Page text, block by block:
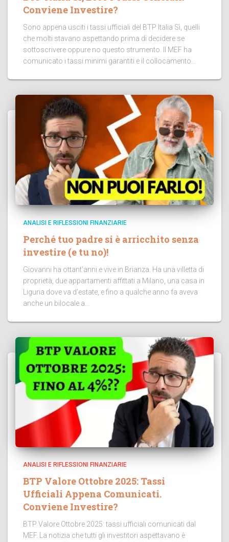
Conviene Investire?
Sono appena usciti i tassi ufficiali del BTP Italia Sì, quelli
che molti stavano aspettando prima di decidere se
sottoscrivere oppure no questo strumento. Il MEF ha
comunicato i tassi minimi garantiti e il collocamento...
ANALISI E RIFLESSIONI FINANZIARIE
Perché tuo padre si è arricchito senza
investire (e tu no)!
Giovanni ha ottant’anni e vive in Brianza. Ha una villetta di
proprietà, due appartamenti affittati a Milano, una casa in
Liguria dove va d’estate, e fino a qualche anno fa aveva
anche un bilocale a...
ANALISI E RIFLESSIONI FINANZIARIE
BTP Valore Ottobre 2025: Tassi
Ufficiali Appena Comunicati.
Conviene Investire?
BTP Valore Ottobre 2025: tassi ufficiali comunicati dal
MEF. La notizia che tutti gli investitori aspettavano è